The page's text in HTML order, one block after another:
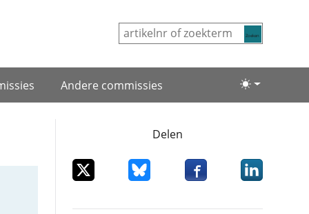
Lichte/
Andere commissies
Delen
Deel dit item op XDeel dit item op Bluesky
Deel dit item op
Deel dit